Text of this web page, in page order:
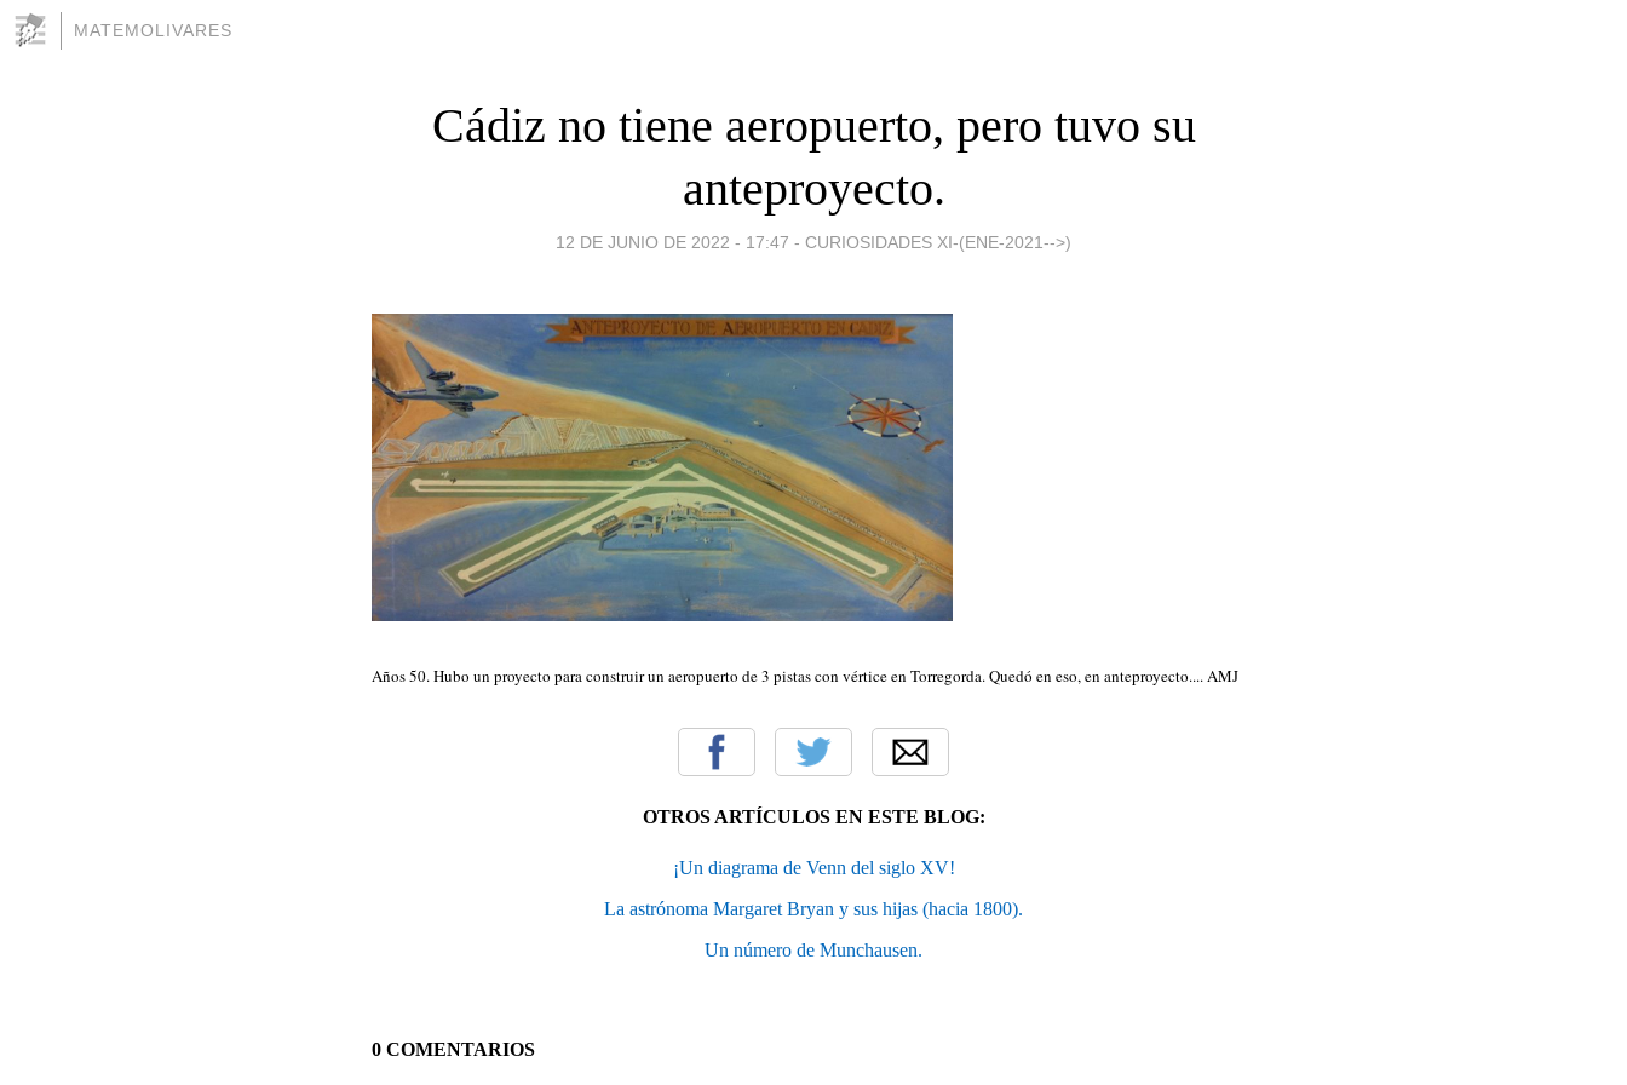
MATEMOLIVARES
Cádiz no tiene aeropuerto, pero tuvo su
anteproyecto.
12 DE JUNIO DE 2022 - 17:47 - CURIOSIDADES XI-(ENE-2021-->)
Años 50. Hubo un proyecto para construir un aeropuerto de 3 pistas con vértice en Torregorda. Quedó en eso, en anteproyecto.... AMJ
OTROS ARTÍCULOS EN ESTE BLOG:
¡Un diagrama de Venn del siglo XV!
La astrónoma Margaret Bryan y sus hijas (hacia 1800).
Un número de Munchausen.
0 COMENTARIOS